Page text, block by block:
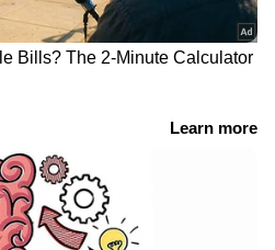
ക്ഷേത്രത്തിൽ മോഷണം,
തെളിവായി സിസിടിവി
ദൃശ്യങ്ങൾ; പ്രതി പിടിയിൽ